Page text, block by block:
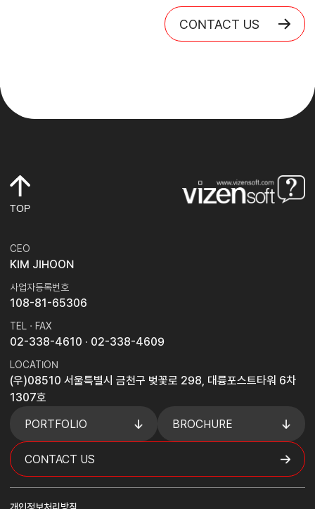
CONTACT US
TOP
CEO
KIM JIHOON
사업자등록번호
108-81-65306
TEL · FAX
02-338-4610 · 02-338-4609
LOCATION
(우)08510 서울특별시 금천구 벚꽃로 298, 대륭포스트타워 6차
1307호
PORTFOLIO
BROCHURE
CONTACT US